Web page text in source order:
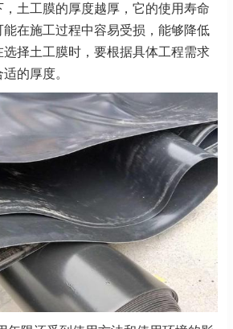
土工膜的厚度越厚，它的使用寿命
在施工过程中容易受损，能够降低
选择土工膜时，要根据具体工程需求
的厚度。